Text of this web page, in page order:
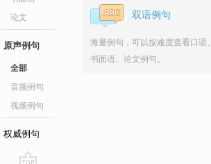
论文
原声例句
全部
音频例句
视频例句
权威例句
双语例句
海量例句，可以按难度查看口语、
书面语、论文例句。